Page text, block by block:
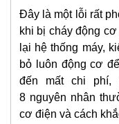
Đây là một lỗi rất
khi bị cháy động
lại hệ thống máy,
bỏ luôn động cơ
đến mất chi phí,
8 nguyên nhân
cơ điện và cách